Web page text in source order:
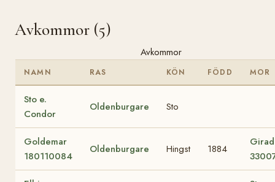
Avkommor (5)
Avkommor
NAMN RAS KÖN FÖDD MOR
Sto e.
Condor
Oldenburgare Sto
Goldemar
180110084
Oldenburgare Hingst 1884